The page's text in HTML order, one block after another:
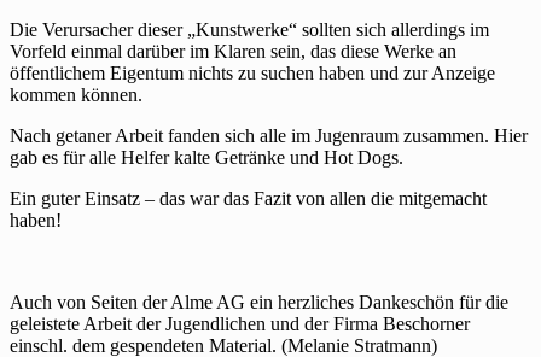
Die Verursacher dieser „Kunstwerke“ sollten sich allerdings im
Vorfeld einmal darüber im Klaren sein, das diese Werke an
öffentlichem Eigentum nichts zu suchen haben und zur Anzeige
kommen können.
Nach getaner Arbeit fanden sich alle im Jugenraum zusammen. Hier
gab es für alle Helfer kalte Getränke und Hot Dogs.
Ein guter Einsatz – das war das Fazit von allen die mitgemacht
haben!
Auch von Seiten der Alme AG ein herzliches Dankeschön für die
geleistete Arbeit der Jugendlichen und der Firma Beschorner
einschl. dem gespendeten Material. (Melanie Stratmann)